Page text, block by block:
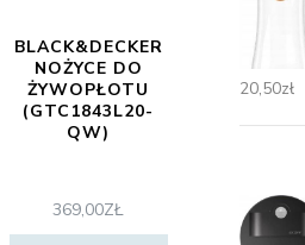
BLACK&DECKER
NOŻYCE DO
ŻYWOPŁOTU
(GTC1843L20-
QW)
369,00ZŁ
20,50zł